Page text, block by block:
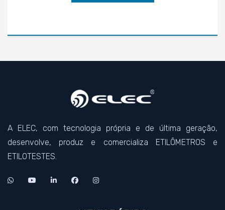
A ELEC, com tecnologia própria e de última geração,
desenvolve, produz e comercializa ETILÔMETROS e
ETILOTESTES.